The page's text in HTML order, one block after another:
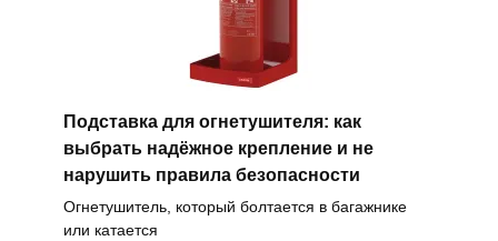
Подставка для огнетушителя: как
выбрать надёжное крепление и не
нарушить правила безопасности
Огнетушитель, который болтается в багажнике
или катается